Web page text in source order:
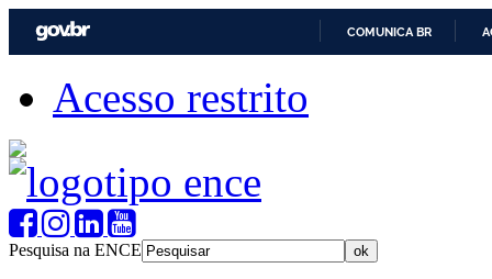
COMUNICA BR
Acesso restrito
Pesquisa na ENCE